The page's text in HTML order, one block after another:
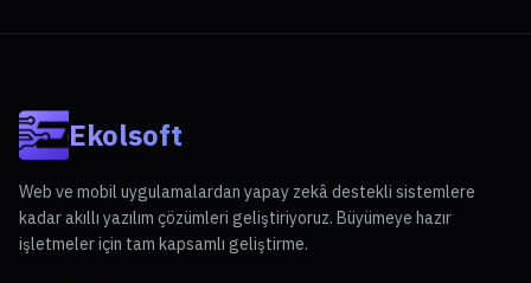
Ekolsoft
Web ve mobil uygulamalardan yapay zekâ destekli sistemlere
kadar akıllı yazılım çözümleri geliştiriyoruz. Büyümeye hazır
işletmeler için tam kapsamlı geliştirme.